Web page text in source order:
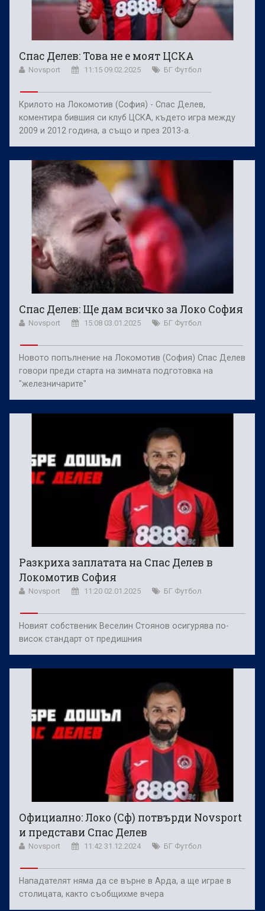
Спас Делев: Това не е моят ЦСКА
Novsport 11:15 09.02.2025 БГ Футбол
Крилото на Локомотив (София) - Спас Делев,
коментира бившия си клуб ЦСКА, където игра между
2009 и 2012 година, а също и през 2013-а.
Спас Делев: Ще дам всичко за Локо София
Novsport 15:08 03.01.2025 БГ Футбол
Новото попълнение на Локомотив (София) Спас Делев
говори преди старта на зимната подготовка на
"железничарите"
Разкриха заплатата на Спас Делев в
Локомотив София
Novsport 11:20 02.01.2025 БГ Футбол
Новият собственик Веселин Стоянов осигурява по-
висок стандарт от предишния
Официално: Локо (Сф) потвърди Novsport
и представи Спас Делев
Novsport 11:42 31.12.2024 БГ Футбол
Нападателят няма да се върне в Арда, а ще играе в
столицата, както съобщихме вчера